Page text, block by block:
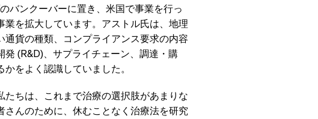
バンクーバーに置き、米国で事業を行っ
を拡大しています。アストル氏は、地理
貨の種類、コンプライアンス要求の内容
(R&D)、サプライチェーン、調達・購
をよく認識していました。
ちは、これまで治療の選択肢があまりな
んのために、休むことなく治療法を研究